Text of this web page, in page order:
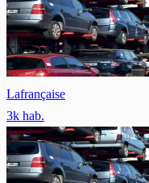
Lafrançaise
3k hab.